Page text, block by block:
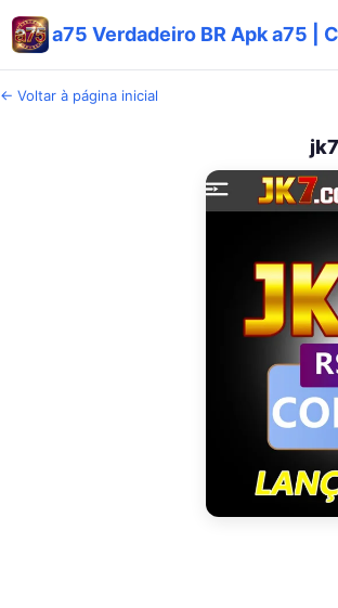
a75 Verdadeiro BR Apk a75 |
← Voltar à página inicial